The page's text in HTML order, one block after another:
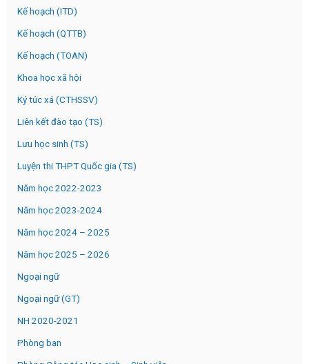
Kế hoạch (ITD)
Kế hoạch (QTTB)
Kế hoạch (TOAN)
Khoa học xã hội
Ký túc xá (CTHSSV)
Liên kết đào tạo (TS)
Lưu học sinh (TS)
Luyện thi THPT Quốc gia (TS)
Năm học 2022-2023
Năm học 2023-2024
Năm học 2024 – 2025
Năm học 2025 – 2026
Ngoại ngữ
Ngoại ngữ (GT)
NH 2020-2021
Phòng ban